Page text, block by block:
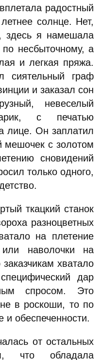
радостный
солнце. Нет,
здесь я намешала
по несбыточному, а
и легкая пряжа.
сиятельный граф
и заказал сон
невеселый
с печатью
лице. Он заплатил
мешочек с золотом
сновидений
только одного,
ткацкий станок
разноцветных
на плетение
или наволочки на
хватало
дар
спросом. Это
в роскоши, то по
и обеспеченности.
от остальных
что обладала